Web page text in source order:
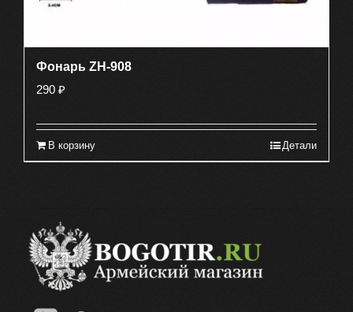
Фонарь ZH-908
290 ₽
В корзину Детали